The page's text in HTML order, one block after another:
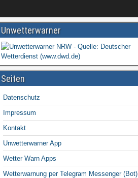
Unwetterwarner
Seiten
Datenschutz
Impressum
Kontakt
Unwetterwarner App
Wetter Warn Apps
Wetterwarnung per Telegram Messenger (Bot)